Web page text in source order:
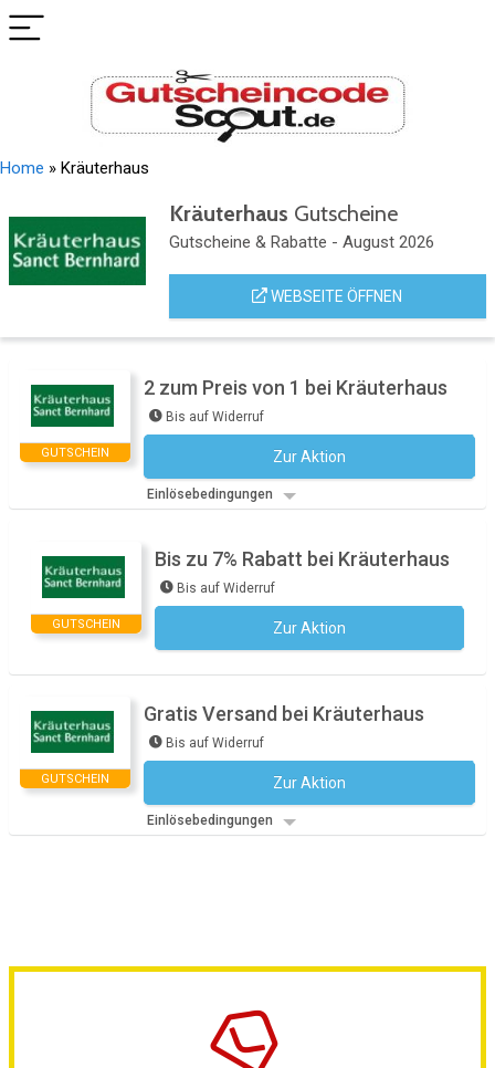
Home » Kräuterhaus
Kräuterhaus Gutscheine
Gutscheine & Rabatte - August 2026
WEBSEITE ÖFFNEN
GUTSCHEIN
2 zum Preis von 1 bei Kräuterhaus
Bis auf Widerruf
Zur Aktion
Einlösebedingungen
GUTSCHEIN
Bis zu 7% Rabatt bei Kräuterhaus
Bis auf Widerruf
Zur Aktion
GUTSCHEIN
Gratis Versand bei Kräuterhaus
Bis auf Widerruf
Zur Aktion
Einlösebedingungen